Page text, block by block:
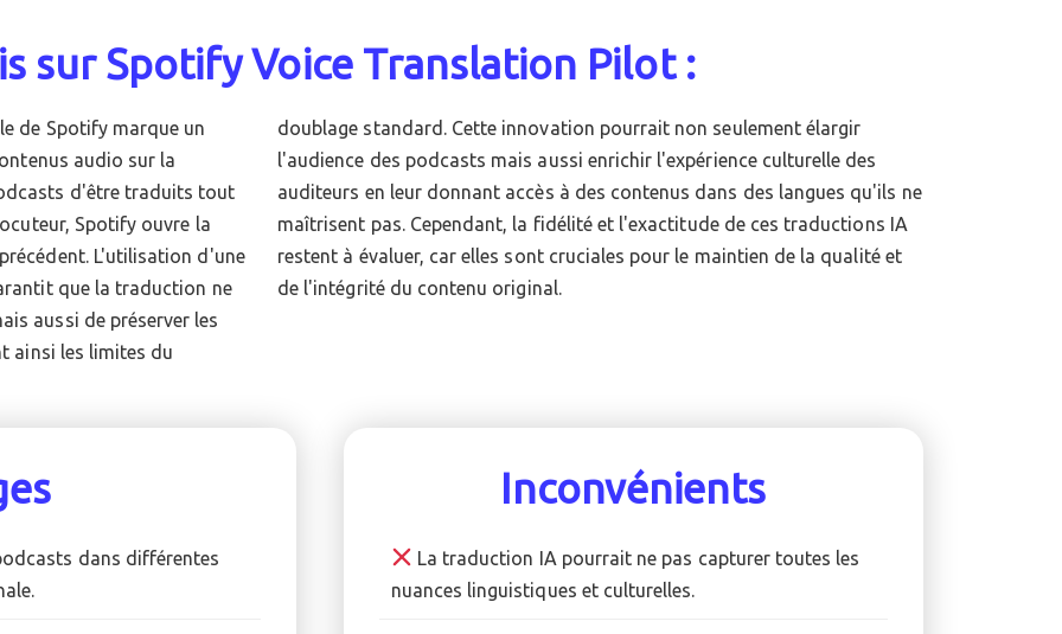
sur Spotify Voice Translation Pilot :
de Spotify marque un
audio sur la
d'être traduits tout
Spotify ouvre la
L'utilisation d'une
que la traduction ne
aussi de préserver les
ainsi les limites du
non seulement élargir
culturelle des
dans des langues qu'ils ne
de ces traductions IA
le maintien de la qualité et
de l'intégrité du contenu original.
dans différentes
Inconvénients
La traduction IA pourrait ne pas capturer toutes les
nuances linguistiques et culturelles.